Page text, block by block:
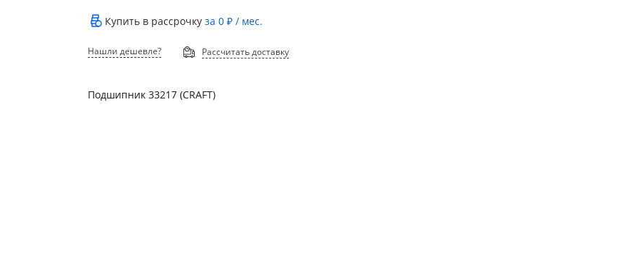
Купить в рассрочкуза0 ₽ / мес.
Нашли дешевле? Рассчитать доставку
Подшипник 33217 (CRAFT)